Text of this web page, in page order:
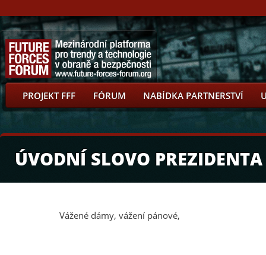
PROJEKT FFF FÓRUM NABÍDKA PARTNERSTVÍ
ÚVODNÍ SLOVO
Vážené dámy, vážení pánové,